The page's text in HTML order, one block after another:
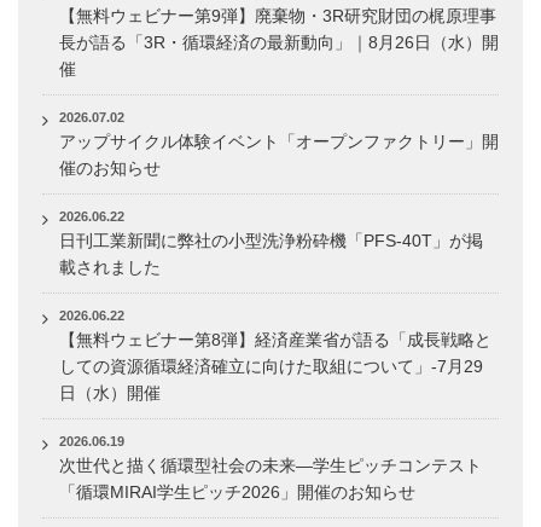
【無料ウェビナー第9弾】廃棄物・3R研究財団の梶原理事
長が語る「3R・循環経済の最新動向」｜8月26日（水）開
催
2026.07.02
アップサイクル体験イベント「オープンファクトリー」開
催のお知らせ
2026.06.22
日刊工業新聞に弊社の小型洗浄粉砕機「PFS-40T」が掲
載されました
2026.06.22
【無料ウェビナー第8弾】経済産業省が語る「成長戦略と
しての資源循環経済確立に向けた取組について」-7月29
日（水）開催
2026.06.19
次世代と描く循環型社会の未来―学生ピッチコンテスト
「循環MIRAI学生ピッチ2026」開催のお知らせ